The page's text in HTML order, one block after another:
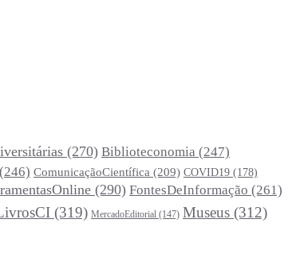
(270) Biblioteconomia (247)
(246) ComunicaçãoCientífica (209) COVID19 (178)
(290) FontesDeInformação (261)
(319) MercadoEditorial (147) Museus (312)